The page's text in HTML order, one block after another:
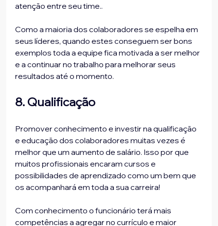
atenção entre seu time..
Como a maioria dos colaboradores se espelha em
seus líderes, quando estes conseguem ser bons
exemplos toda a equipe fica motivada a ser melhor
e a continuar no trabalho para melhorar seus
8. Qualificação
Promover conhecimento e investir na qualificação
e educação dos colaboradores muitas vezes é
melhor que um aumento de salário. Isso por que
muitos profissionais encaram cursos e
possibilidades de aprendizado como um bem que
os acompanhará em toda a sua carreira!
Com conhecimento o funcionário terá mais
competências a agregar no currículo e maior